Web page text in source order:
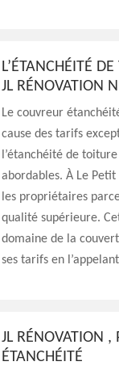
L’ÉTANCHÉITÉ
JL RÉNOVATION
Le couvreur
cause des tarifs
l’étanchéité de
abordables. À Le
les propriétaires
qualité supérieure.
domaine de la
ses tarifs en
JL RÉNOVATION ,
ÉTANCHÉITÉ